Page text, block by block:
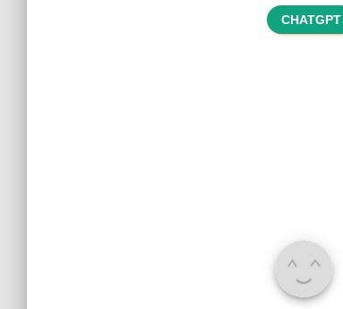
CHATGPT